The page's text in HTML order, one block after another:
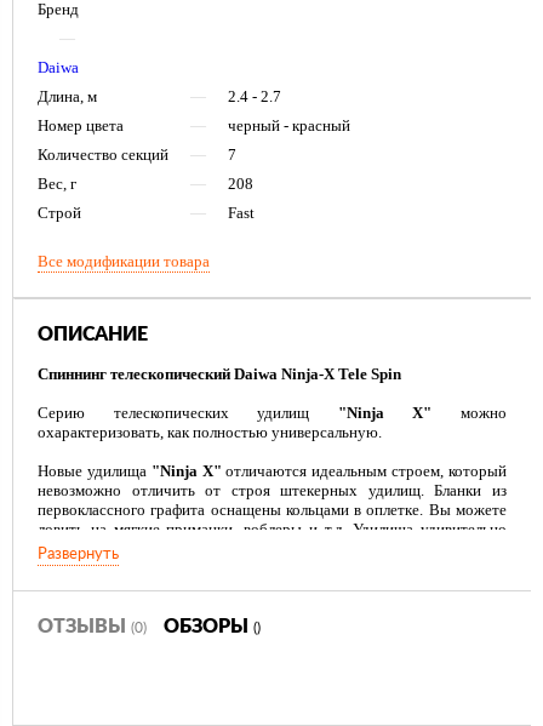
Бренд
—
Daiwa
Длина, м
—
2.4 - 2.7
Номер цвета
—
черный - красный
Количество секций
—
7
Вес, г
—
208
Строй
— Fast
Все модификации товара
ОПИСАНИЕ
Спиннинг телескопический Daiwa Ninja-X Tele Spin
Серию телескопических удилищ "Ninja X" можно
охарактеризовать, как полностью универсальную.
Новые удилища "Ninja X" отличаются идеальным строем, который
невозможно отличить от строя штекерных удилищ. Бланки из
первоклассного графита оснащены кольцами в оплетке. Вы можете
ловить на мягкие приманки, воблеры и т.д. Удилища удивительно
чувствительные, и их строй неотличим от строя штекерных
удилищ. Мощный бланк и чувствительная вершинка позволят
осуществлять дальние забросы и с легкостью вываживать крупные
рыбы на натуральные приманки.
Развернуть
ОТЗЫВЫ (0) ОБЗОРЫ ()